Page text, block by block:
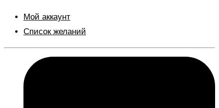
Мой аккаунт
Список желаний